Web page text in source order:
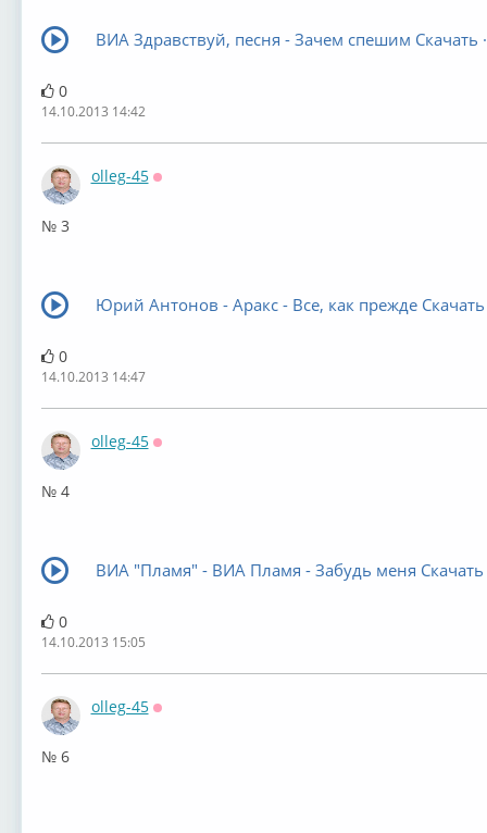
ВИА Здравствуй, песня - Зачем спешим Скачать ·
0
14.10.2013 14:42
olleg-45
№ 3
Юрий Антонов - Аракс - Все, как прежде Скачать
0
14.10.2013 14:47
olleg-45
№ 4
ВИА "Пламя" - ВИА Пламя - Забудь меня Скачать
0
14.10.2013 15:05
olleg-45
№ 6